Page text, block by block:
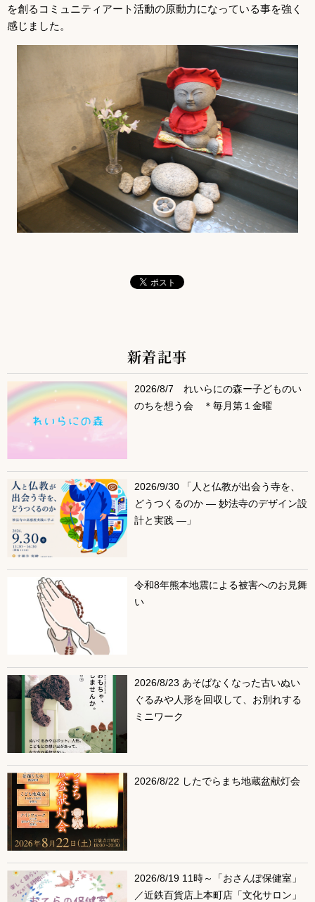
を創るコミュニティアート活動の原動力になっている事を強く
感じました。
サブコンテンツ
新着記事
2026/8/7 れいらにの森ー子どものい
のちを想う会 ＊毎月第１金曜
2026/9/30 「人と仏教が出会う寺を、
どうつくるのか ― 妙法寺のデザイン設
計と実践 ―」
令和8年熊本地震による被害へのお見舞
い
2026/8/23 あそばなくなった古いぬい
ぐるみや人形を回収して、お別れする
ミニワーク
2026/8/22 したでらまち地蔵盆献灯会
2026/8/19 11時～「おさんぽ保健室」
／近鉄百貨店上本町店「文化サロン」